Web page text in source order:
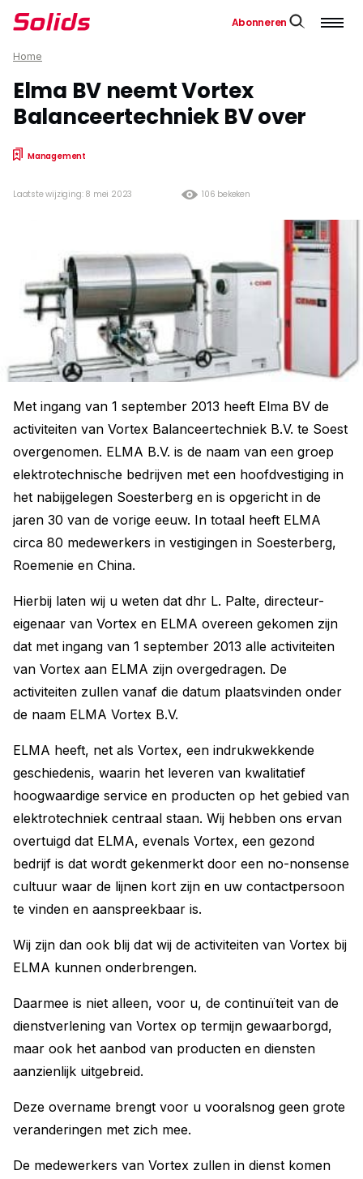
Abonneren
Home
Elma BV neemt Vortex
Balanceertechniek BV over
Management
106 bekeken
Laatste wijziging: 8 mei 2023
Met ingang van 1 september 2013 heeft Elma BV de
activiteiten van Vortex Balanceertechniek B.V. te Soest
overgenomen. ELMA B.V. is de naam van een groep
elektrotechnische bedrijven met een hoofdvestiging in
het nabijgelegen Soesterberg en is opgericht in de
jaren 30 van de vorige eeuw. In totaal heeft ELMA
circa 80 medewerkers in vestigingen in Soesterberg,
Roemenie en China.
Hierbij laten wij u weten dat dhr L. Palte, directeur-
eigenaar van Vortex en ELMA overeen gekomen zijn
dat met ingang van 1 september 2013 alle activiteiten
van Vortex aan ELMA zijn overgedragen. De
activiteiten zullen vanaf die datum plaatsvinden onder
de naam ELMA Vortex B.V.
ELMA heeft, net als Vortex, een indrukwekkende
geschiedenis, waarin het leveren van kwalitatief
hoogwaardige service en producten op het gebied van
elektrotechniek centraal staan. Wij hebben ons ervan
overtuigd dat ELMA, evenals Vortex, een gezond
bedrijf is dat wordt gekenmerkt door een no-nonsense
cultuur waar de lijnen kort zijn en uw contactpersoon
te vinden en aanspreekbaar is.
Wij zijn dan ook blij dat wij de activiteiten van Vortex bij
ELMA kunnen onderbrengen.
Daarmee is niet alleen, voor u, de continuïteit van de
dienstverlening van Vortex op termijn gewaarborgd,
maar ook het aanbod van producten en diensten
aanzienlijk uitgebreid.
Deze overname brengt voor u vooralsnog geen grote
veranderingen met zich mee.
De medewerkers van Vortex zullen in dienst komen